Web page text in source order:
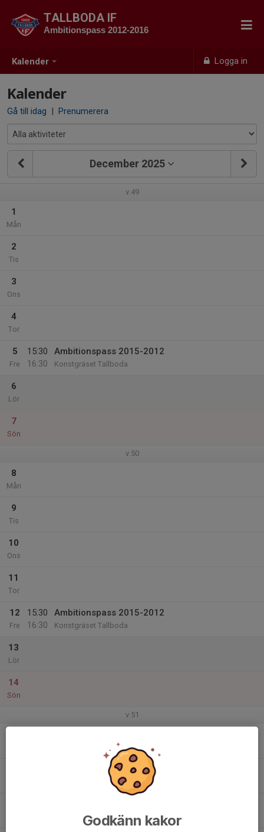
Kalender Logga in
TALLBODA IF
Ambitionspass 2012-2016
Kalender
Gå till idag | Prenumerera
December 2025
v.49
1
Mån
2
Tis
3
Ons
4
Tor
5
Fre
15:30
16:30
Ambitionspass 2015-2012
Konstgräset Tallboda
6
Lör
7
Sön
v.50
8
Mån
9
Tis
10
Ons
11
Tor
12
Fre
15:30
16:30
Ambitionspass 2015-2012
Konstgräset Tallboda
13
Lör
14
Sön
v.51
Godkänn kakor